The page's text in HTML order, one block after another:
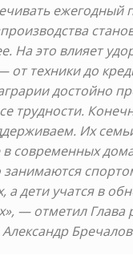
ежегодный
На это влияет
от техники до
достойно
трудности.
Их
современных
занимаются
а дети учатся в
— отметил Глава
Александр